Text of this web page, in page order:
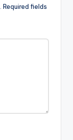
Required fields